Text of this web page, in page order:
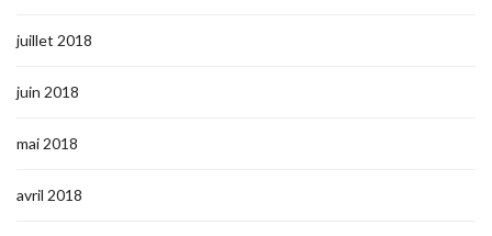
juillet 2018
juin 2018
mai 2018
avril 2018